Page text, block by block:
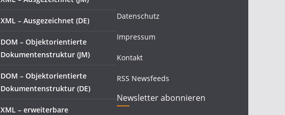
XML – Ausgezeichnet (DE)
DOM – Objektorientierte
Dokumentenstruktur (JM)
DOM – Objektorientierte
Dokumentenstruktur (DE)
XML – erweiterbare
Datenschutz
Impressum
Kontakt
RSS Newsfeeds
Newsletter abonnieren